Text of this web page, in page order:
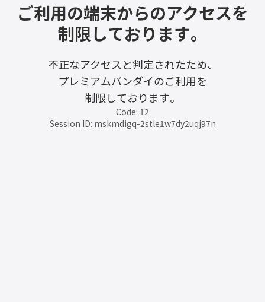
ご利用の端末からのアクセスを
制限しております。
不正なアクセスと判定されたため、
プレミアムバンダイのご利用を
制限しております。
Code: 12
Session ID: mskmdigq-2stle1w7dy2uqj97n